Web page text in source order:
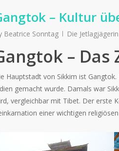
– Kultur
Beatrice Sonntag Die Jetlagjägerin
–
Hauptstadt von Sikkim ist
gemacht wurde. Damals war
vergleichbar mit Tibet. Der erste
einer wichtigen